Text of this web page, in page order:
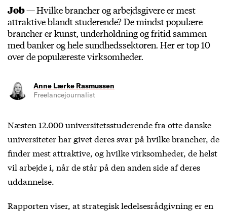
Job —Hvilke brancher og arbejdsgivere er mest
attraktive blandt studerende? De mindst populære
brancher er kunst, underholdning og fritid sammen
med banker og hele sundhedssektoren. Her er top 10
over de populæreste virksomheder.
Anne Lærke Rasmussen
Freelancejournalist
Næsten 12.000 universitetsstuderende fra otte danske
universiteter har givet deres svar på hvilke brancher, de
finder mest attraktive, og hvilke virksomheder, de helst
vil arbejde i, når de står på den anden side af deres
uddannelse.
Rapporten viser, at strategisk ledelsesrådgivning er en